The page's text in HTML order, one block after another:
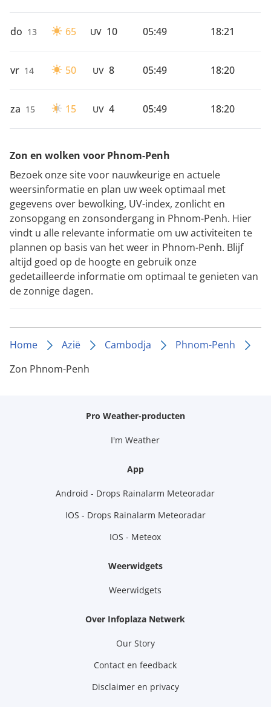
do 13 65 UV 10 05:49 18:21
vr 14 50 UV 8 05:49 18:20
za 15 15 UV 4 05:49 18:20
Zon en wolken voor Phnom-Penh
Bezoek onze site voor nauwkeurige en actuele
weersinformatie en plan uw week optimaal met
gegevens over bewolking, UV-index, zonlicht en
zonsopgang en zonsondergang in Phnom-Penh. Hier
vindt u alle relevante informatie om uw activiteiten te
plannen op basis van het weer in Phnom-Penh. Blijf
altijd goed op de hoogte en gebruik onze
gedetailleerde informatie om optimaal te genieten van
de zonnige dagen.
Home Azië Cambodja
Phnom-Penh
Zon Phnom-Penh
Pro Weather-producten
I'm Weather
App
Android - Drops Rainalarm Meteoradar
IOS - Drops Rainalarm Meteoradar
IOS - Meteox
Weerwidgets
Weerwidgets
Over Infoplaza Netwerk
Our Story
Contact en feedback
Disclaimer en privacy